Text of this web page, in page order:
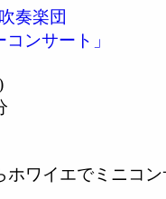
奏楽団
コンサート」
ホワイエでミニコ